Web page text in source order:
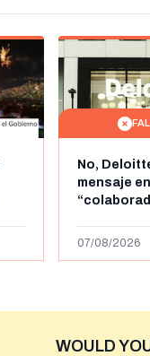
No,
mensaje
1.000
07/08/2026
WOULD